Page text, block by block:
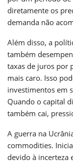
diretamente os
demanda não
Além disso, a
também
taxas de juros por
mais caro. Isso
investimentos em
Quando o capital
também cai,
A guerra na
commodities.
devido à incerteza